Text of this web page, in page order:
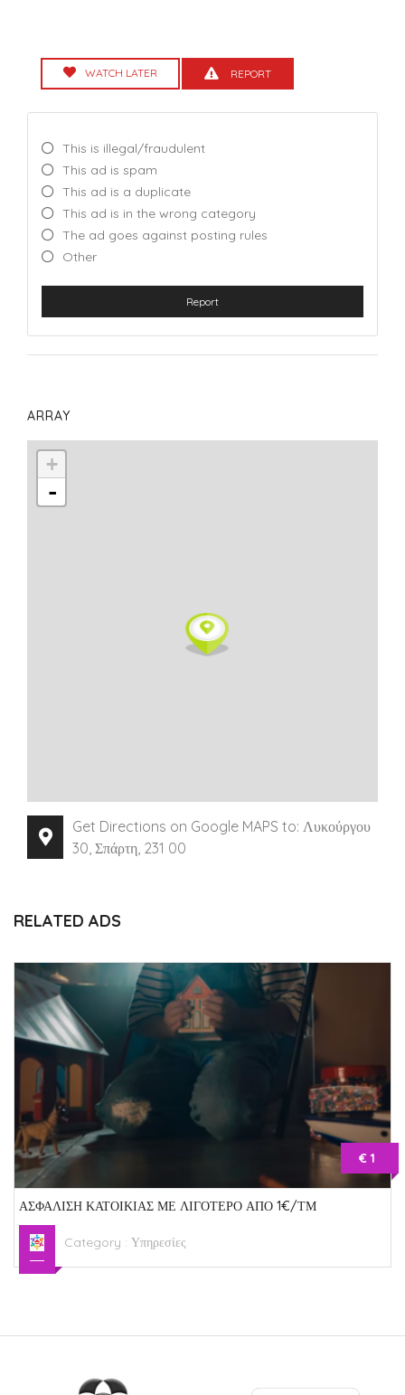
WATCH LATER REPORT
This is illegal/fraudulent
This ad is spam
This ad is a duplicate
This ad is in the wrong category
The ad goes against posting rules
Other
Report
ARRAY
+
-
Get Directions on Google MAPS to: Λυκούργου
30, Σπάρτη, 231 00
RELATED ADS
€ 1
ΑΣΦΑΛΙΣΗ ΚΑΤΟΙΚΙΑΣ ΜΕ ΛΙΓΟΤΕΡΟ ΑΠΟ 1€/ΤΜ
Category : Υπηρεσίες